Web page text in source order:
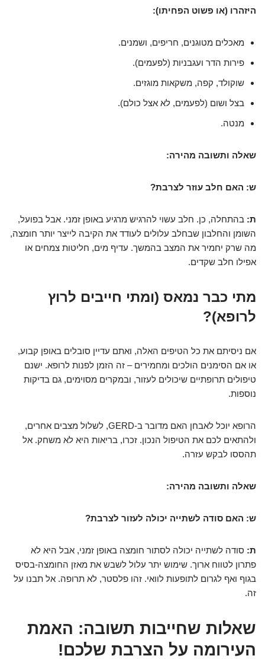
היזהרו (או פשוט הפחיתו):
מאכלים מטוגנים, חריפים, ושמנים.
פירות הדר ועגבניות (לפעמים).
שוקולד, קפה, משקאות מוגזים.
בצל ושום (לפעמים, לא אצל כולם).
מנטה.
שאלה ותשובה מהירה:
ש: האם חלב עוזר לצרבת?
ת: בהתחלה, כן. חלב עשוי להרגיש מרגיע באופן זמני. אבל בפועל,
השומן והחלבון שבחלב עלולים לעודד את הקיבה לייצר יותר חומצה,
מה שרק יחמיר את המצב בהמשך. עדיף מים, חליטות צמחים או
אפילו חלב שקדים.
מתי כבר נמאס (ומתי חייבים לרוץ
לרופא)?
אם ניסיתם את כל הטיפים האלה, ואתם עדיין סובלים באופן קבוע,
או אם הסימנים הולכים ומחמירים – זה הזמן לפנות לרופא. ישנם
טיפולים תרופתיים שיכולים לעזור, ובמקרים מסוימים, גם בדיקות
נוספות.
הרופא יוכל לאבחן האם מדובר ב-GERD, לשלול מצבים אחרים,
ולהתאים לכם את הטיפול הנכון. זכרו, בריאות היא לא משחק. אל
תהססו לבקש עזרה.
שאלה ותשובה מהירה:
ש: האם סודה לשתייה יכולה לעזור לצרבת?
ת: סודה לשתייה יכולה לסתור חומצה באופן זמני, אבל היא לא
פתרון לטווח ארוך. שימוש יתר עלול לשבש את מאזן החומצה-בסיס
בגוף ואף לגרום לתופעות לוואי. זהו פלסטר, לא תרופה. אל תבנו על
זה.
שאלות שחייבות תשובה: האמת
העירומה על הצרבת שלכם!